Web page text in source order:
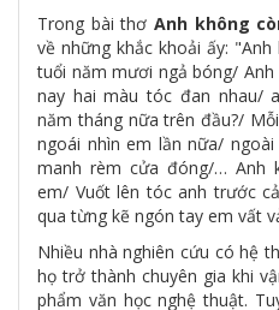
Trong bài thơ Anh không
về những khắc khoải ấy:
tuổi năm mươi ngả bóng/
nay hai màu tóc đan nhau/
năm tháng nữa trên đầu?/
ngoái nhìn em lần nữa/
manh rèm cửa đóng/… Anh
em/ Vuốt lên tóc anh trước
qua từng kẽ ngón tay em vất
Nhiều nhà nghiên cứu có hệ
họ trở thành chuyên gia khi
phẩm văn học nghệ thuật.